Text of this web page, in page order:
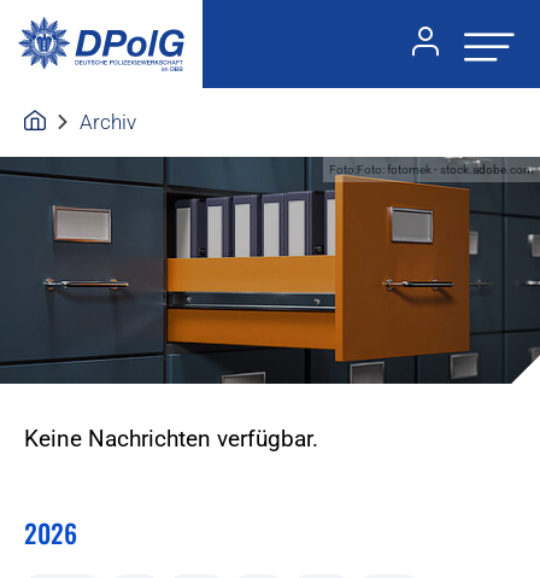
Archiv
Foto:Foto: fotomek - stock.adobe.com
Keine Nachrichten verfügbar.
2026